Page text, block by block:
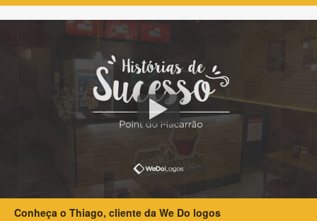
Conheça o Thiago, cliente da We Do logos